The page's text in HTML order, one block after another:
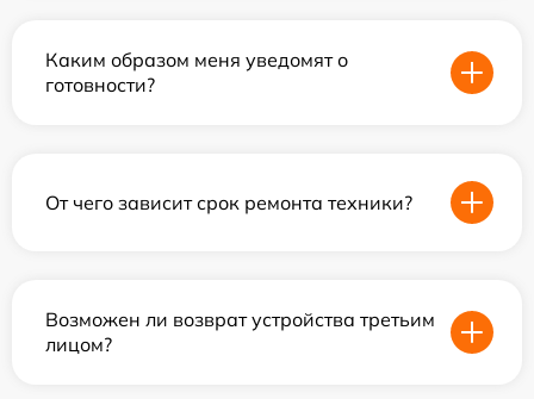
Каким образом меня уведомят о
готовности?
От чего зависит срок ремонта техники?
Возможен ли возврат устройства третьим
лицом?